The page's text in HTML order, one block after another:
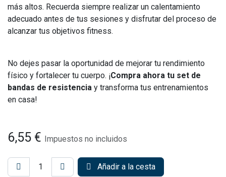
más altos. Recuerda siempre realizar un calentamiento
adecuado antes de tus sesiones y disfrutar del proceso de
alcanzar tus objetivos fitness.
No dejes pasar la oportunidad de mejorar tu rendimiento
físico y fortalecer tu cuerpo. ¡Compra ahora tu set de
bandas de resistencia y transforma tus entrenamientos
en casa!
6,55 € Impuestos no incluidos
Añadir a la cesta